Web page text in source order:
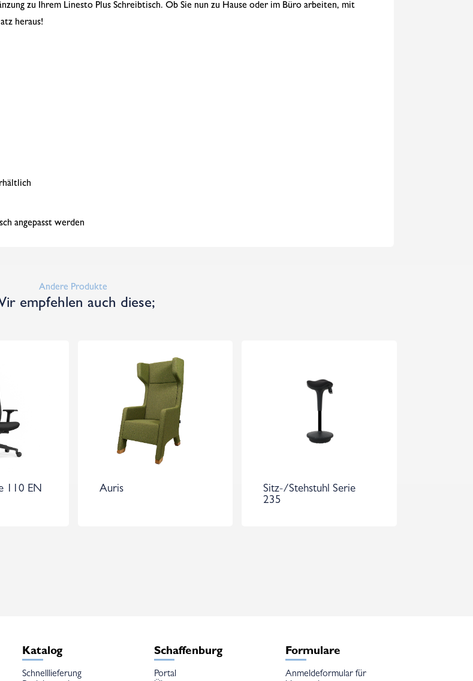
zu Ihrem Linesto Plus Schreibtisch. Ob Sie nun zu Hause oder im Büro arbeiten, mit
heraus!
angepasst werden
Andere Produkte
empfehlen auch diese;
110 EN Auris
Sitz-/Stehstuhl Serie
235
Katalog
Schnelllieferung
Schaffenburg
Portal
Formulare
Anmeldeformular für